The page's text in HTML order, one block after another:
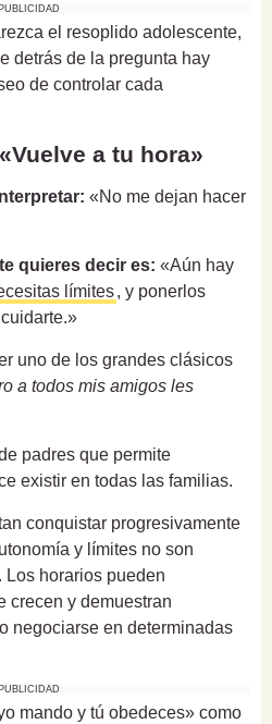
PUBLICIDAD
el resoplido adolescente,
detrás de la pregunta hay
de controlar cada
a tu hora»
«No me dejan hacer
quieres decir es: «Aún hay
límites, y ponerlos
uno de los grandes clásicos
a todos mis amigos les
padres que permite
existir en todas las familias.
conquistar progresivamente
y límites no son
horarios pueden
crecen y demuestran
negociarse en determinadas
PUBLICIDAD
mando y tú obedeces» como